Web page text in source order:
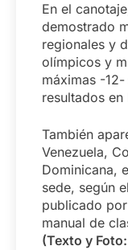
En el
demostrado
regionales y
olímpicos y
máximas -
resultados en
También
Venezuela,
Dominicana,
sede, según
publicado
manual de
(Texto y